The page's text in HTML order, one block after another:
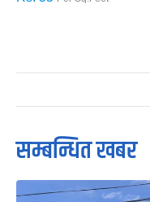
सम्बन्धित खबर